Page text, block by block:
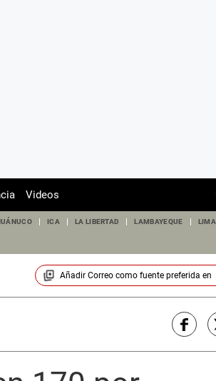
Videos
ICA LA LIBERTAD LAMBAYEQUE LIMA
Añadir Correocomo fuente preferida en